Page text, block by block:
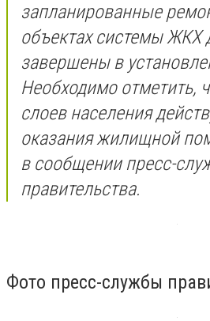
запланированные
объектах системы
завершены в
Необходимо отметить,
слоев населения
оказания жилищной
в сообщении пресс-
правительства.
Фото пресс-службы